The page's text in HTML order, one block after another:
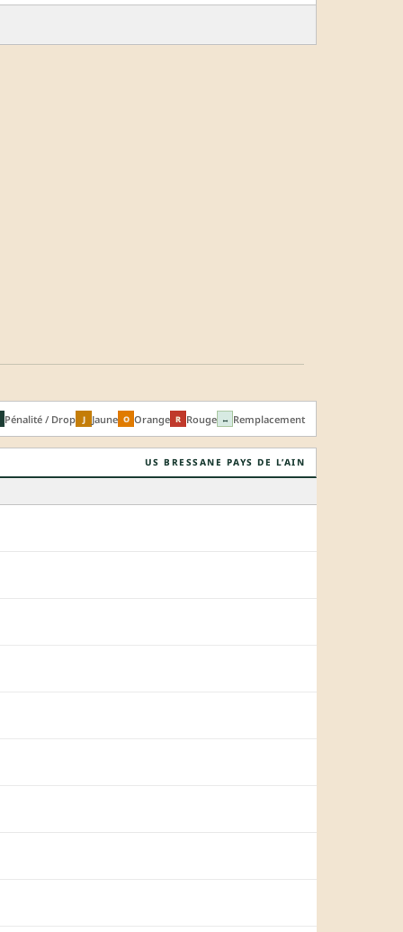
Pénalité / Drop J Jaune O Orange R Rouge ↔ Remplacement
US BRESSANE PAYS DE L’AIN